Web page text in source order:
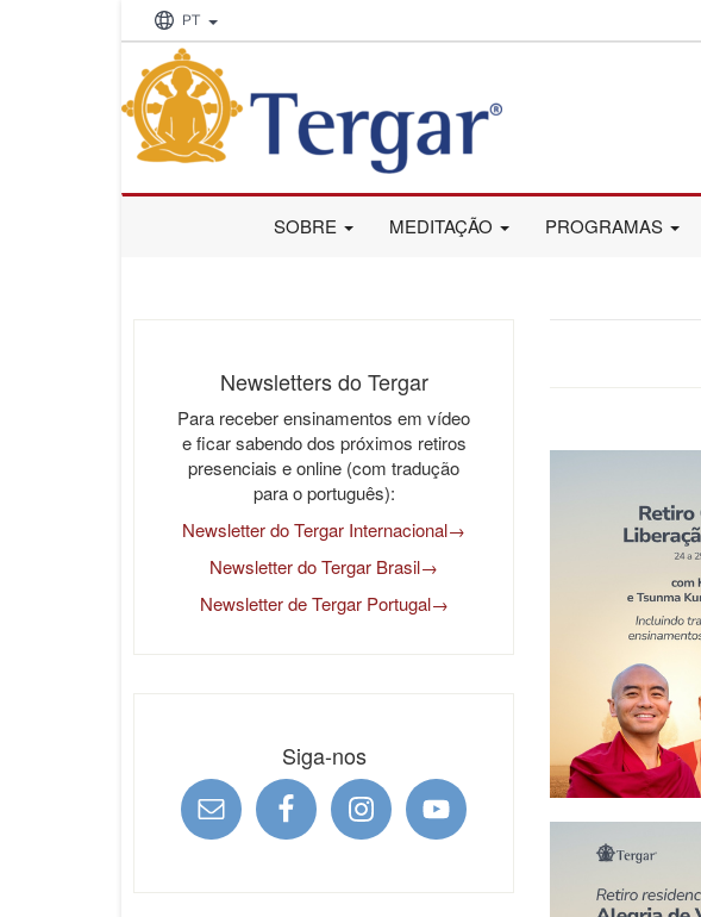
PT
SOBRE MEDITAÇÃO PROGRAMAS
Newsletters do Tergar
Para receber ensinamentos em vídeo
e ficar sabendo dos próximos retiros
presenciais e online (com tradução
para o português):
Newsletter do Tergar Internacional→
Newsletter do Tergar Brasil→
Newsletter de Tergar Portugal→
Siga-nos